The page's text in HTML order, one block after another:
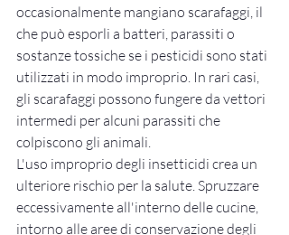
occasionalmente mangiano scarafaggi, il
che può esporli a batteri, parassiti o
sostanze tossiche se i pesticidi sono stati
utilizzati in modo improprio. In rari casi,
gli scarafaggi possono fungere da vettori
intermedi per alcuni parassiti che
colpiscono gli animali.
L'uso improprio degli insetticidi crea un
ulteriore rischio per la salute. Spruzzare
eccessivamente all'interno delle cucine,
intorno alle aree di conservazione degli